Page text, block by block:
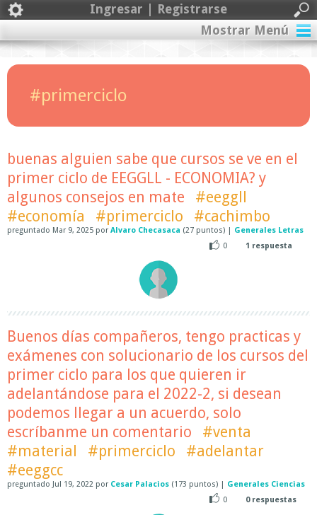
Ingresar | Registrarse
Mostrar Menú
#primerciclo
buenas alguien sabe que cursos se ve en el
primer ciclo de EEGGLL - ECONOMIA? y
algunos consejos en mate
#eeggll
#economía
#primerciclo #cachimbo
preguntado Mar 9, 2025 por Alvaro Checasaca (27 puntos) | Generales Letras
0
1 respuesta
Buenos días compañeros, tengo practicas y
exámenes con solucionario de los cursos del
primer ciclo para los que quieren ir
adelantándose para el 2022-2, si desean
podemos llegar a un acuerdo, solo
escríbanme un comentario
#venta
#material
#primerciclo
#adelantar
#eeggcc
preguntado Jul 19, 2022 por Cesar Palacios (173 puntos) | Generales Ciencias
0
0respuestas